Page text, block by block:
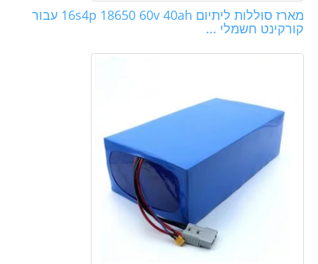
מארז סוללות ליתיום 16s4p 18650 60v 40ah עבור
קורקינט חשמלי ...